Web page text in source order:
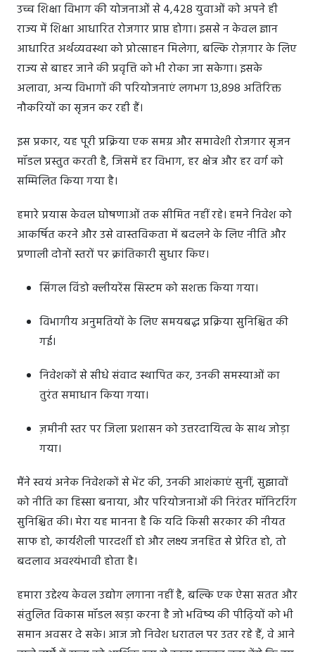
उच्च शिक्षा विभाग की योजनाओं से 4,428 युवाओं को अपने ही
राज्य में शिक्षा आधारित रोजगार प्राप्त होगा। इससे न केवल ज्ञान
आधारित अर्थव्यवस्था को प्रोत्साहन मिलेगा, बल्कि रोज़गार के लिए
राज्य से बाहर जाने की प्रवृत्ति को भी रोका जा सकेगा। इसके
अलावा, अन्य विभागों की परियोजनाएं लगभग 13,898 अतिरिक्त
नौकरियों का सृजन कर रही हैं।
इस प्रकार, यह पूरी प्रक्रिया एक समग्र और समावेशी रोजगार सृजन
मॉडल प्रस्तुत करती है, जिसमें हर विभाग, हर क्षेत्र और हर वर्ग को
सम्मिलित किया गया है।
हमारे प्रयास केवल घोषणाओं तक सीमित नहीं रहे। हमने निवेश को
आकर्षित करने और उसे वास्तविकता में बदलने के लिए नीति और
प्रणाली दोनों स्तरों पर क्रांतिकारी सुधार किए।
सिंगल विंडो क्लीयरेंस सिस्टम को सशक्त किया गया।
विभागीय अनुमतियों के लिए समयबद्ध प्रक्रिया सुनिश्चित की
गई।
निवेशकों से सीधे संवाद स्थापित कर, उनकी समस्याओं का
तुरंत समाधान किया गया।
ज़मीनी स्तर पर जिला प्रशासन को उत्तरदायित्व के साथ जोड़ा
गया।
मैंने स्वयं अनेक निवेशकों से भेंट की, उनकी आशंकाएं सुनीं, सुझावों
को नीति का हिस्सा बनाया, और परियोजनाओं की निरंतर मॉनिटरिंग
सुनिश्चित की। मेरा यह मानना है कि यदि किसी सरकार की नीयत
साफ हो, कार्यशैली पारदर्शी हो और लक्ष्य जनहित से प्रेरित हो, तो
बदलाव अवश्यंभावी होता है।
हमारा उद्देश्य केवल उद्योग लगाना नहीं है, बल्कि एक ऐसा सतत और
संतुलित विकास मॉडल खड़ा करना है जो भविष्य की पीढ़ियों को भी
समान अवसर दे सके। आज जो निवेश धरातल पर उतर रहे हैं, वे आने